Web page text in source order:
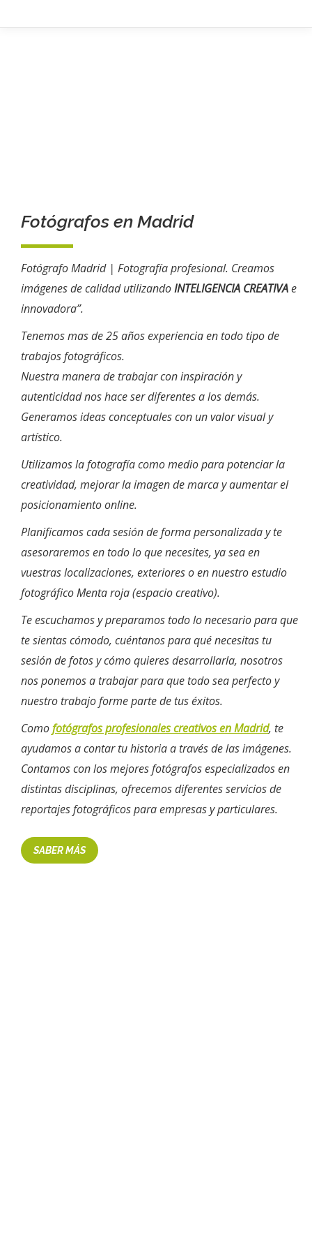
Fotógrafos en Madrid
Fotógrafo Madrid | Fotografía profesional. Creamos
imágenes de calidad utilizandoINTELIGENCIA CREATIVAe
innovadora”.
Tenemos mas de 25 años experiencia en todo tipo de
trabajos fotográficos.
Nuestra manera de trabajar con inspiración y
autenticidad nos hace ser diferentes a los demás.
Generamos ideas conceptuales con un valor visual y
artístico.
Utilizamos la fotografía como medio para potenciar la
creatividad, mejorar la imagen de marca y aumentar el
posicionamiento online.
Planificamos cada sesión de forma personalizada y te
asesoraremos en todo lo que necesites, ya sea en
vuestras localizaciones, exteriores o en nuestro estudio
fotográfico Menta roja (espacio creativo).
Te escuchamos y preparamos todo lo necesario para que
te sientas cómodo, cuéntanos para qué necesitas tu
sesión de fotos y cómo quieres desarrollarla, nosotros
nos ponemos a trabajar para que todo sea perfecto y
nuestro trabajo forme parte de tus éxitos.
Comofotógrafos profesionales creativos en Madrid, te
ayudamos a contar tu historia a través de las imágenes.
Contamos con los mejores fotógrafos especializados en
distintas disciplinas, ofrecemos diferentes servicios de
reportajes fotográficos para empresas y particulares.
SABER MÁS